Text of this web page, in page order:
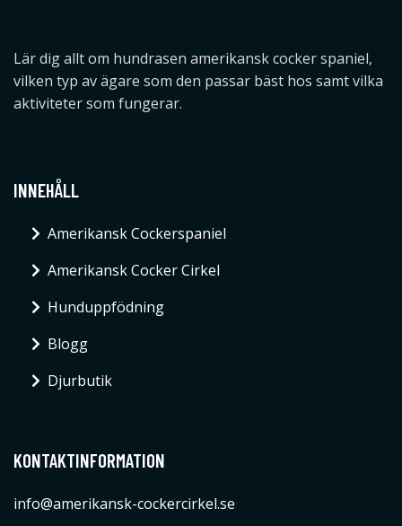
Lär dig allt om hundrasen amerikansk cocker spaniel,
vilken typ av ägare som den passar bäst hos samt vilka
aktiviteter som fungerar.
INNEHÅLL
Amerikansk Cockerspaniel
Amerikansk Cocker Cirkel
Hunduppfödning
Blogg
Djurbutik
KONTAKTINFORMATION
info@amerikansk-cockercirkel.se